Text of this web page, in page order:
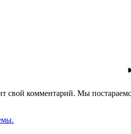
свой комментарий. Мы